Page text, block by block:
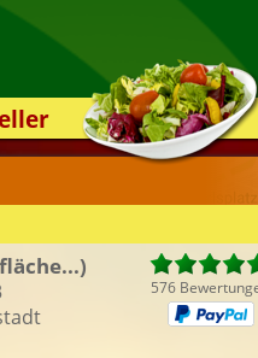
576